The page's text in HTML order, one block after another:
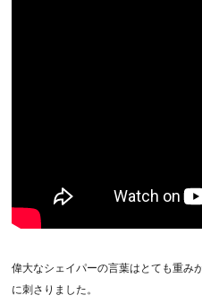
偉大なシェイパーの言葉はとても重み
に刺さりました。